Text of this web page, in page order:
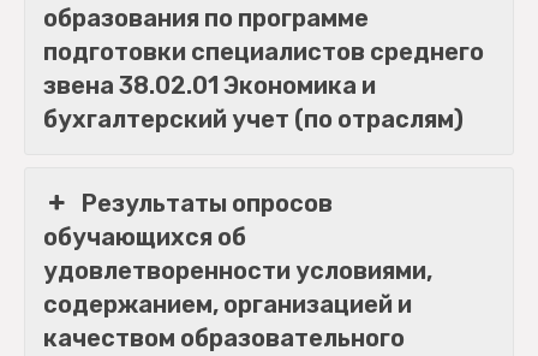
образования по программе
подготовки специалистов среднего
звена 38.02.01 Экономика и
бухгалтерский учет (по отраслям)
Результаты опросов
обучающихся об
удовлетворенности условиями,
содержанием, организацией и
качеством образовательного